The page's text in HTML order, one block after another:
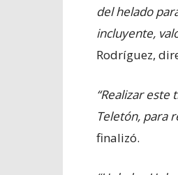
del helado
incluyente,
Rodríguez,
“Realizar
Teletón, para
finalizó.